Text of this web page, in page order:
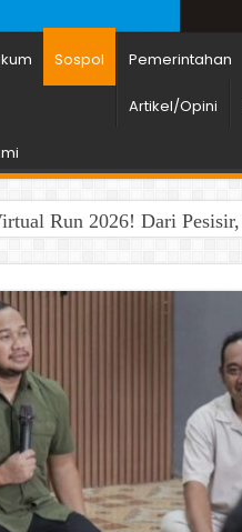
Sospol Pemerintahan
Artikel/Opini
Run 2026! Dari